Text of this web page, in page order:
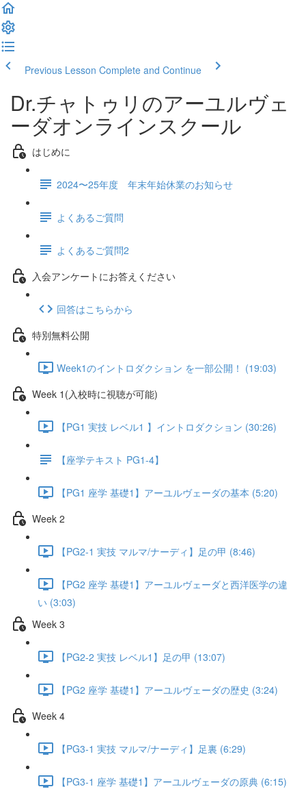
Previous Lesson Complete and Continue
Dr.チャトゥリのアーユルヴェ
ーダオンラインスクール
はじめに
2024〜25年度 年末年始休業のお知らせ
よくあるご質問
よくあるご質問2
入会アンケートにお答えください
回答はこちらから
特別無料公開
Week1のイントロダクション を一部公開！ (19:03)
Week 1(入校時に視聴が可能)
【PG1 実技 レベル1 】イントロダクション (30:26)
【座学テキスト PG1-4】
【PG1 座学 基礎1】アーユルヴェーダの基本 (5:20)
Week 2
【PG2-1 実技 マルマ/ナーディ】足の甲 (8:46)
【PG2 座学 基礎1】アーユルヴェーダと西洋医学の違
い (3:03)
Week 3
【PG2-2 実技 レベル1】足の甲 (13:07)
【PG2 座学 基礎1】アーユルヴェーダの歴史 (3:24)
Week 4
【PG3-1 実技 マルマ/ナーディ】足裏 (6:29)
【PG3-1 座学 基礎1】アーユルヴェーダの原典 (6:15)